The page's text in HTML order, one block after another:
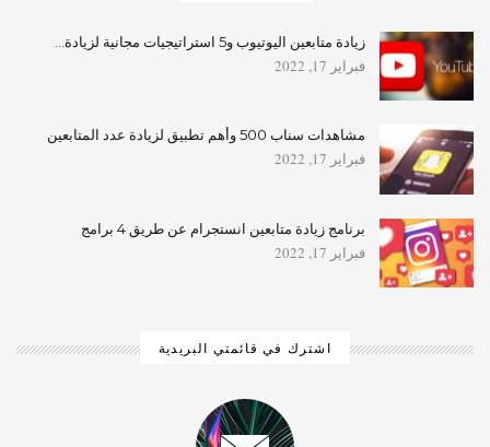
زيادة متابعين اليوتيوب و5 استراتيجيات مجانية لزيادة…
فبراير 17, 2022
مشاهدات سناب 500 وأهم تطبيق لزيادة عدد المتابعين
فبراير 17, 2022
برنامج زيادة متابعين انستجرام عن طريق 4 برامج
فبراير 17, 2022
اشترك في قائمتي البريدية